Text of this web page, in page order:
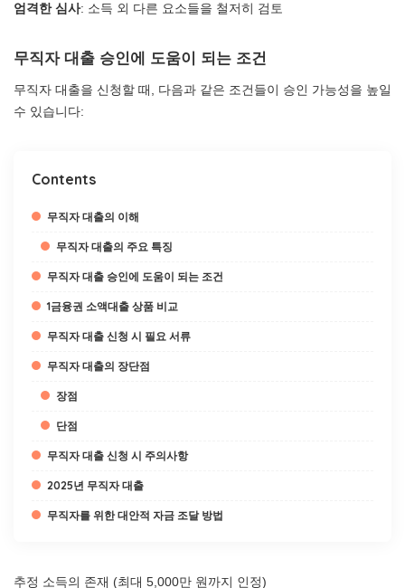
엄격한 심사: 소득 외 다른 요소들을 철저히 검토
무직자 대출 승인에 도움이 되는 조건
무직자 대출을 신청할 때, 다음과 같은 조건들이 승인 가능성을 높일
수 있습니다:
Contents
무직자 대출의 이해
무직자 대출의 주요 특징
무직자 대출 승인에 도움이 되는 조건
1금융권 소액대출 상품 비교
무직자 대출 신청 시 필요 서류
무직자 대출의 장단점
장점
단점
무직자 대출 신청 시 주의사항
2025년 무직자 대출
무직자를 위한 대안적 자금 조달 방법
추정 소득의 존재 (최대 5,000만 원까지 인정)